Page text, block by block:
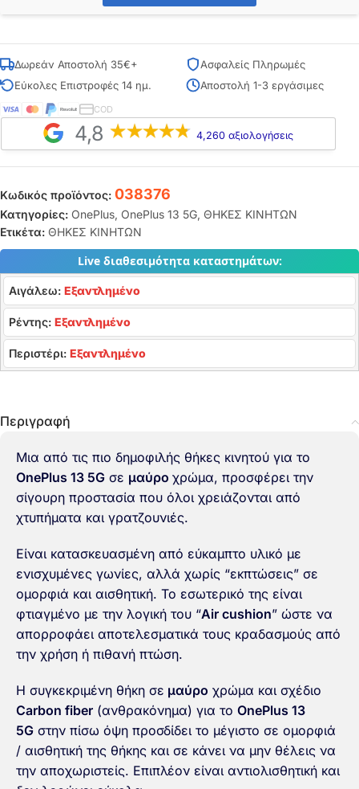
Δωρεάν Αποστολή 35€+
Ασφαλείς Πληρωμές
Εύκολες Επιστροφές 14 ημ.
Αποστολή 1-3 εργάσιμες
COD
4,8 4,260 αξιολογήσεις
Κωδικός προϊόντος: 038376
Κατηγορίες: OnePlus, OnePlus 13 5G, ΘΗΚΕΣ ΚΙΝΗΤΩΝ
Ετικέτα: ΘΗΚΕΣ ΚΙΝΗΤΩΝ
Live διαθεσιμότητα καταστημάτων:
Αιγάλεω: Εξαντλημένο
Ρέντης: Εξαντλημένο
Περιστέρι: Εξαντλημένο
Περιγραφή
Μια από τις πιο δημοφιλής θήκες κινητού για το
OnePlus 13 5G σε μαύρο χρώμα, προσφέρει την
σίγουρη προστασία που όλοι χρειάζονται από
χτυπήματα και γρατζουνιές.
Είναι κατασκευασμένη από εύκαμπτο υλικό με
ενισχυμένες γωνίες, αλλά χωρίς “εκπτώσεις” σε
ομορφιά και αισθητική. Το εσωτερικό της είναι
φτιαγμένο με την λογική του “Air cushion” ώστε να
απορροφάει αποτελεσματικά τους κραδασμούς από
την χρήση ή πιθανή πτώση.
Η συγκεκριμένη θήκη σε μαύρο χρώμα και σχέδιο
Carbon fiber (ανθρακόνημα) για το OnePlus 13
5G στην πίσω όψη προσδίδει το μέγιστο σε ομορφιά
/ αισθητική της θήκης και σε κάνει να μην θέλεις να
την αποχωριστείς. Επιπλέον είναι αντιολισθητική και